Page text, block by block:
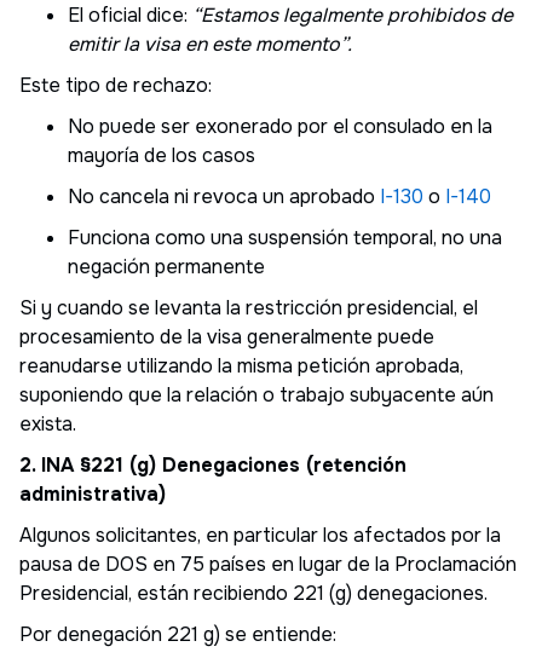
El oficial dice: “Estamos legalmente prohibidos de
emitir la visa en este momento”.
Este tipo de rechazo:
No puede ser exonerado por el consulado en la
mayoría de los casos
No cancela ni revoca un aprobado I-130 o I-140
Funciona como una suspensión temporal, no una
negación permanente
Si y cuando se levanta la restricción presidencial, el
procesamiento de la visa generalmente puede
reanudarse utilizando la misma petición aprobada,
suponiendo que la relación o trabajo subyacente aún
exista.
2. INA §221 (g) Denegaciones (retención
administrativa)
Algunos solicitantes, en particular los afectados por la
pausa de DOS en 75 países en lugar de la Proclamación
Presidencial, están recibiendo 221 (g) denegaciones.
Por denegación 221 g) se entiende: